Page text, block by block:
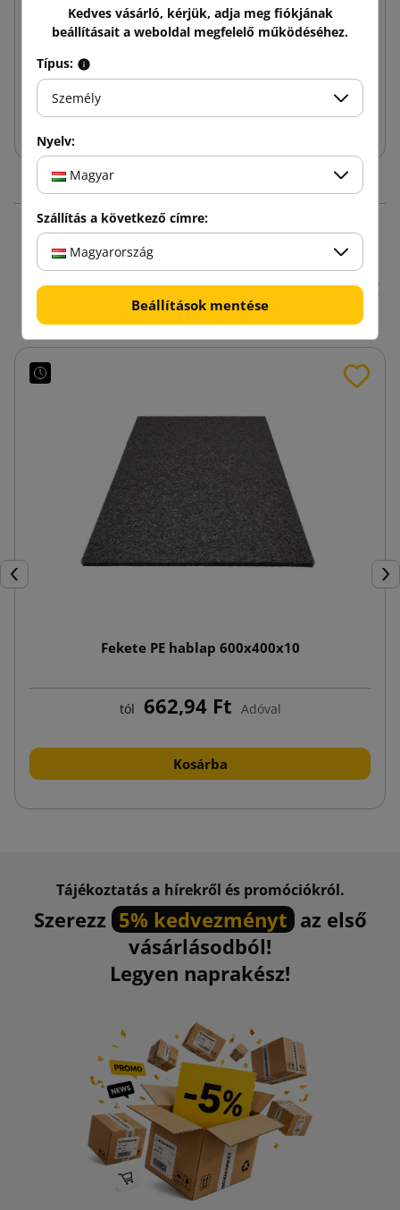
Kosárba
16 hasonló termékek
ugyanazon kategóriában:
Előző
Fekete PE hablap 600x400x10
tól 662,94 Ft Adóval
Kosárba
Tájékoztatás a hírekről és promóciókról.
Szerezz 5% kedvezményt az első
vásárlásodból!
Legyen naprakész!
Kedves vásárló, kérjük, adja meg fiókjának
beállításait a weboldal megfelelő működéséhez.
Típus:
Személy
Nyelv:
Magyar
Szállítás a következő címre:
Magyarország
Beállítások mentése